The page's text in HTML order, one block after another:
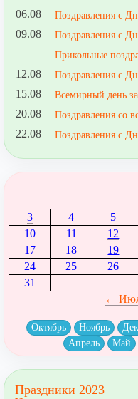
06.08 Поздравления с
09.08
Поздравления с
Прикольные
12.08 Поздравления с
15.08 Всемирный день
20.08 Поздравления со
22.08 Поздравления с
3
4 5
10
11 12
17
18 19
24
25 26
31
←
Октябрь Ноябрь
Апрель
Май
Праздники 2023